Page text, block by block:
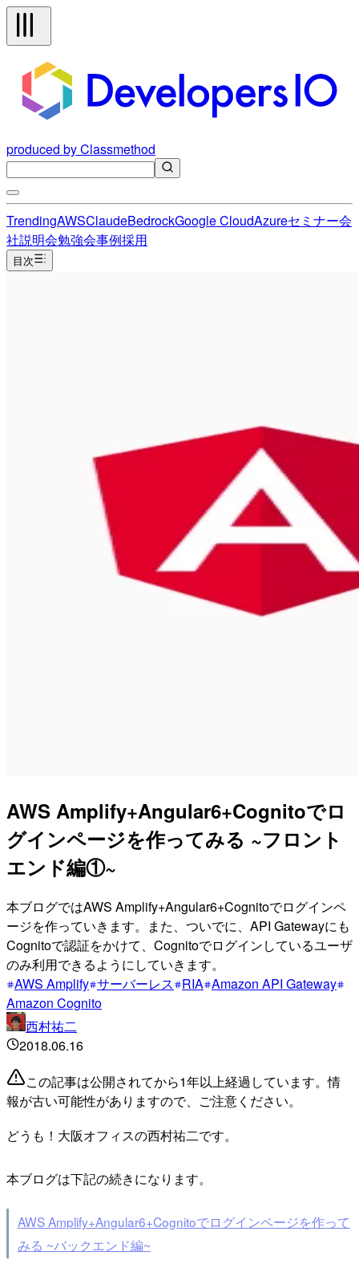
produced by Classmethod
TrendingAWSClaudeBedrockGoogle CloudAzureセミナー会
社説明会勉強会事例採用
目次
AWS Amplify+Angular6+Cognitoでロ
グインページを作ってみる ~フロント
エンド編①~
本ブログではAWS Amplify+Angular6+Cognitoでログインペ
ージを作っていきます。また、ついでに、API Gatewayにも
Cognitoで認証をかけて、Cognitoでログインしているユーザ
のみ利用できるようにしていきます。
AWS Amplify サーバーレス RIA Amazon API Gateway
Amazon Cognito
西村祐二
2018.06.16
この記事は公開されてから1年以上経過しています。情
報が古い可能性がありますので、ご注意ください。
どうも！大阪オフィスの西村祐二です。
本ブログは下記の続きになります。
AWS Amplify+Angular6+Cognitoでログインページを作って
みる ~バックエンド編~